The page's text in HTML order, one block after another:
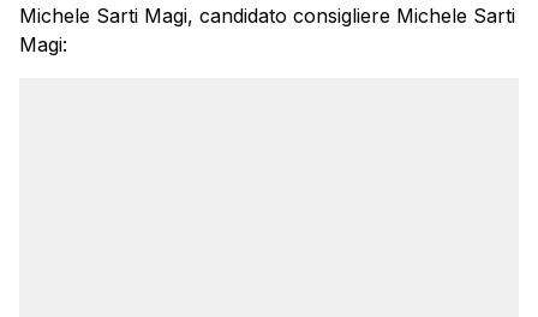
Michele Sarti Magi, candidato consigliere Michele Sarti
Magi: